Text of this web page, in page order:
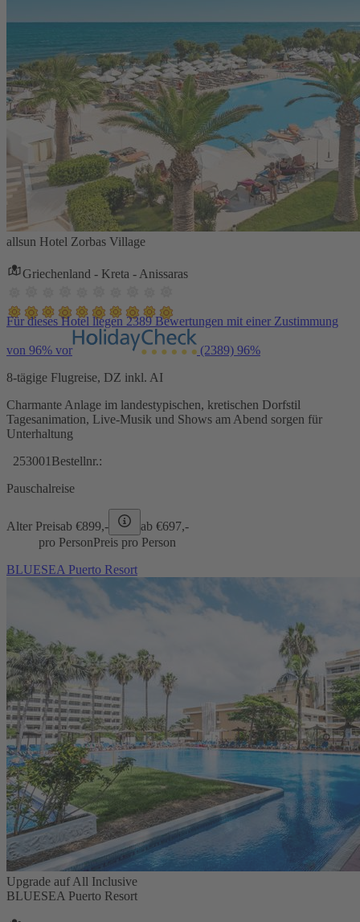
allsun Hotel Zorbas Village
Griechenland - Kreta - Anissaras
Für dieses Hotel liegen 2389 Bewertungen mit einer Zustimmung
von 96% vor (2389) 96%
8-tägige Flugreise, DZ inkl. AI
Charmante Anlage im landestypischen, kretischen Dorfstil
Tagesanimation, Live-Musik und Shows am Abend sorgen für
Unterhaltung
253001 Bestellnr.:
Pauschalreise
Alter Preisab €899,- ab €697,-
pro PersonPreis pro Person
BLUESEA Puerto Resort
Upgrade auf All Inclusive
BLUESEA Puerto Resort